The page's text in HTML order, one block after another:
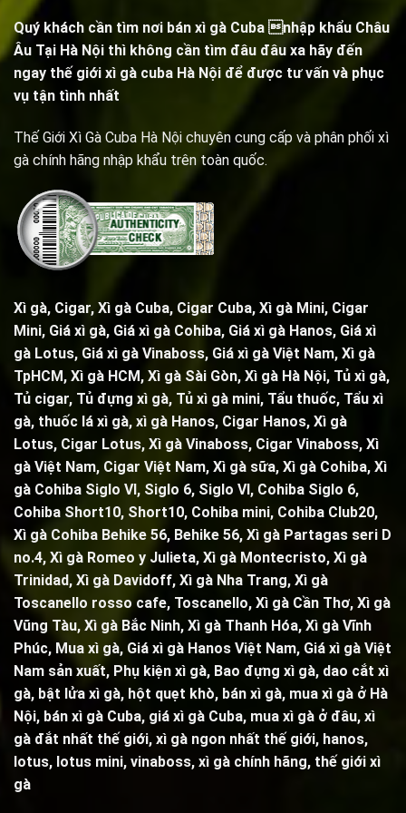
Quý khách cần tìm nơi bán xì gà Cuba nhập khẩu Châu
Âu Tại Hà Nội thì không cần tìm đâu đâu xa hãy đến
ngay thế giới xì gà cuba Hà Nội để được tư vấn và phục
vụ tận tình nhất
Thế Giới Xì Gà Cuba Hà Nội chuyên cung cấp và phân phối xì
gà chính hãng nhập khẩu trên toàn quốc.
Xì gà, Cigar, Xì gà Cuba, Cigar Cuba, Xì gà Mini, Cigar
Mini, Giá xì gà, Giá xì gà Cohiba, Giá xì gà Hanos, Giá xì
gà Lotus, Giá xì gà Vinaboss, Giá xì gà Việt Nam, Xì gà
TpHCM, Xì gà HCM, Xì gà Sài Gòn, Xì gà Hà Nội, Tủ xì gà,
Tủ cigar, Tủ đựng xì gà, Tủ xì gà mini, Tẩu thuốc, Tẩu xì
gà, thuốc lá xì gà, xì gà Hanos, Cigar Hanos, Xì gà
Lotus, Cigar Lotus, Xì gà Vinaboss, Cigar Vinaboss, Xì
gà Việt Nam, Cigar Việt Nam, Xì gà sữa, Xì gà Cohiba, Xì
gà Cohiba Siglo VI , Siglo 6, Siglo VI , Cohiba Siglo 6,
Cohiba Short10, Short10, Cohiba mini, Cohiba Club20,
Xì gà Cohiba Behike 56, Behike 56, Xì gà Partagas seri D
no.4, Xì gà Romeo y Julieta, Xì gà Montecristo, Xì gà
Trinidad, Xì gà Davidoff, Xì gà Nha Trang, Xì gà
Toscanello rosso cafe, Toscanello, Xì gà Cần Thơ, Xì gà
Vũng Tàu, Xì gà Bắc Ninh, Xì gà Thanh Hóa, Xì gà Vĩnh
Phúc, Mua xì gà, Giá xì gà Hanos Việt Nam, Giá xì gà Việt
Nam sản xuất, Phụ kiện xì gà, Bao đựng xì gà, dao cắt xì
gà, bật lửa xì gà, hột quẹt khò, bán xì gà, mua xì gà ở Hà
Nội, bán xì gà Cuba, giá xì gà Cuba, mua xì gà ở đâu, xì
gà đắt nhất thế giới, xì gà ngon nhất thế giới, hanos,
lotus, lotus mini, vinaboss, xì gà chính hãng, thế giới xì
gà